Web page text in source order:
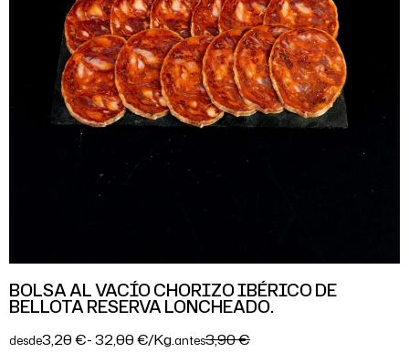
BOLSA AL VACÍO CHORIZO IBÉRICO DE
BELLOTA RESERVA LONCHEADO.
desde3,20 €- 32,00 €/Kg.antes3,90 €